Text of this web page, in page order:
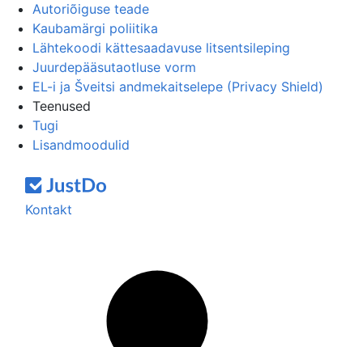
Autoriõiguse teade
Kaubamärgi poliitika
Lähtekoodi kättesaadavuse litsentsileping
Juurdepääsutaotluse vorm
EL-i ja Šveitsi andmekaitselepe (Privacy Shield)
Teenused
Tugi
Lisandmoodulid
Kontakt